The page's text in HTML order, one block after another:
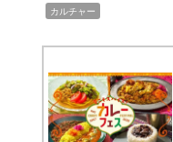
カルチャー